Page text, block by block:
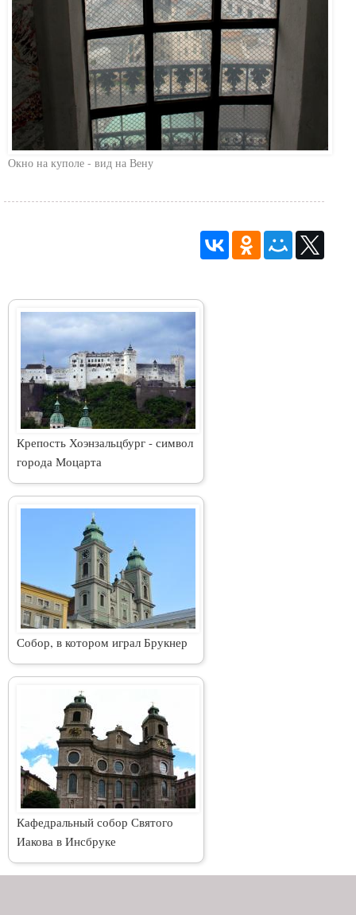
Окно на куполе - вид на Вену
Крепость Хоэнзальцбург - символ
города Моцарта
Собор, в котором играл Брукнер
Кафедральный собор Святого
Иакова в Инсбруке